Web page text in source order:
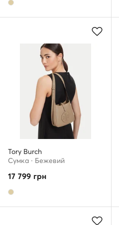
Tory Burch
Сумка · Бежевий
17 799 грн